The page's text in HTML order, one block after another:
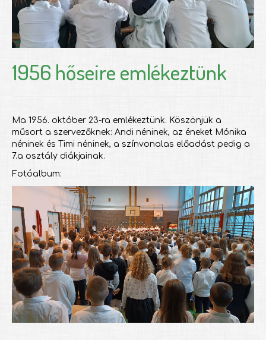
1956 hőseire emlékeztünk
Ma 1956. október 23-ra emlékeztünk. Köszönjük a
műsort a szervezőknek: Andi néninek, az éneket Mónika
néninek és Timi néninek, a színvonalas előadást pedig a
7.a osztály diákjainak.
Fotóalbum: